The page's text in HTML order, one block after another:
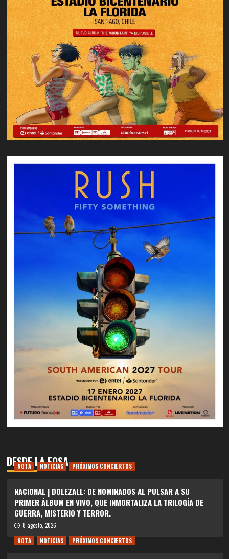
DESDE LA FOSA
NOTA NOTICIAS PRÓXIMOS CONCIERTOS
NACIONAL | DOLEZALL: DE NOMINADOS AL PULSAR A SU
PRIMER ÁLBUM EN VIVO, QUE INMORTALIZA LA TRILOGÍA DE
GUERRA, MISTERIO Y TERROR.
8 agosto, 2026
NOTA
NOTICIAS PRÓXIMOS CONCIERTOS